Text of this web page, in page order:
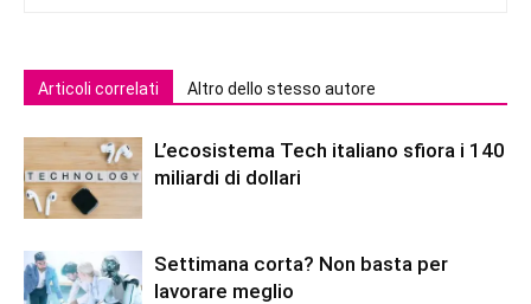
Articoli correlati Altro dello stesso autore
L’ecosistema Tech italiano sfiora i 140
miliardi di dollari
Settimana corta? Non basta per
lavorare meglio